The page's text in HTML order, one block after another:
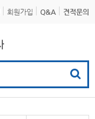
회원가입 Q&A 견적문의